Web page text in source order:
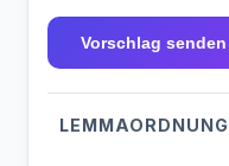
Vorschlag senden
LEMMAORDNUNG